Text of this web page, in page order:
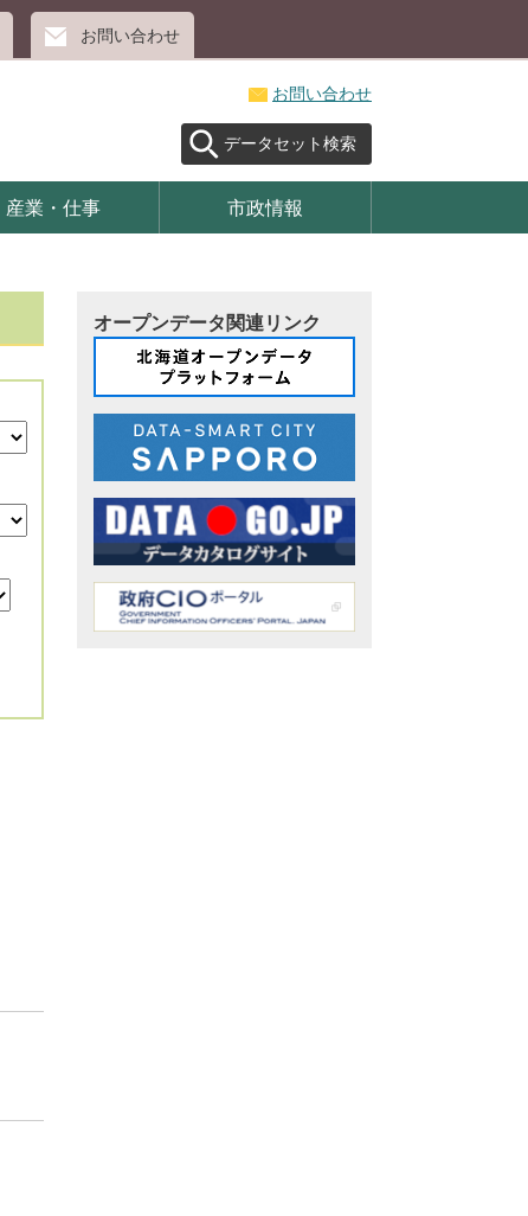
お問い合わせ
お問い合わせ
データセット検索
産業・仕事 市政情報
オープンデータ関連リンク